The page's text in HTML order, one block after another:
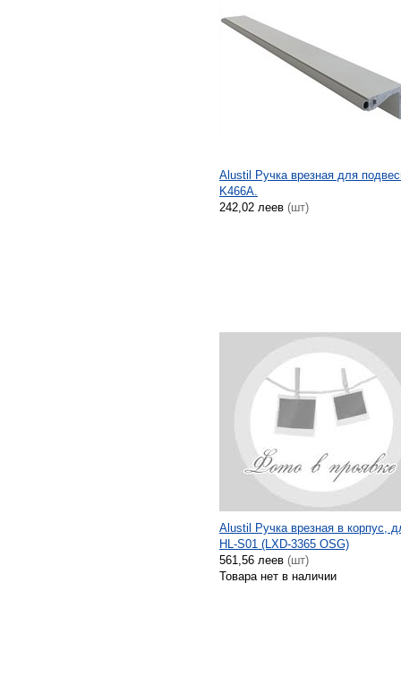
Alustil Ручка врезная для
K466A.
242,02 леев (шт)
Alustil Ручка врезная в корпус,
HL-S01 (LXD-3365 OSG)
561,56 леев (шт)
Товара нет в наличии